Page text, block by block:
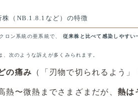
株（NB.1.8.1など）の特徴
ロン系統の亜系統で、 従来株と比べて感染しやすい
、次のような訴えが多くみられます。
の痛み （「刃物で切られるよう
熱〜微熱までさまざまだが、熱は